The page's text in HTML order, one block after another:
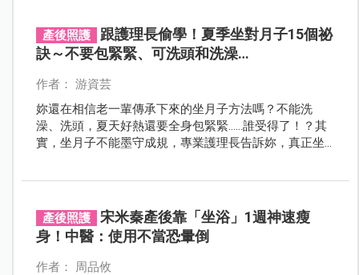
產後照護
跟護理長偷學！夏季坐對月子15個祕
訣～不要包緊緊、可洗頭和洗澡…
作者： 游資芸
妳還在相信老一輩傳承下來的坐月子方法嗎？不能洗
澡、洗頭，夏天好熱還要全身包緊緊……誰受得了！？其
實，坐月子不能墨守成規，專業護理長告訴妳，真正坐
產後照護
宋米秦產後靠「坐浴」1週神速瘦
身！中醫：使用不當恐暈倒
作者： 周品攸